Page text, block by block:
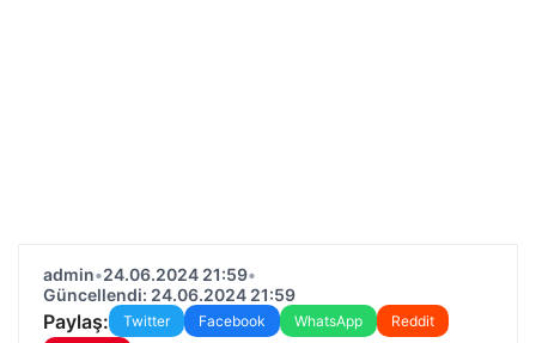
admin•24.06.2024 21:59•
Güncellendi: 24.06.2024 21:59
Paylaş: Twitter Facebook WhatsApp
Reddit